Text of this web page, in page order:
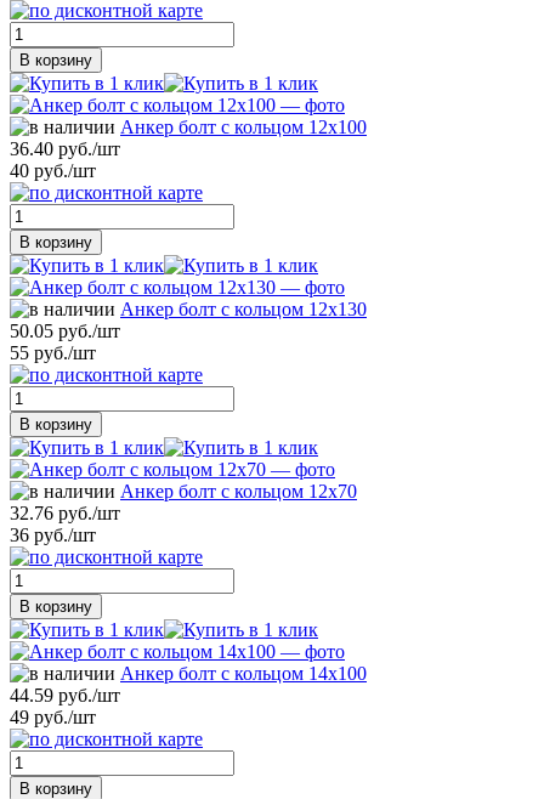
В корзину
Анкер болт с кольцом 12х100
36.40 руб./шт
40 руб./шт
В корзину
Анкер болт с кольцом 12х130
50.05 руб./шт
55 руб./шт
В корзину
Анкер болт с кольцом 12х70
32.76 руб./шт
36 руб./шт
В корзину
Анкер болт с кольцом 14х100
44.59 руб./шт
49 руб./шт
В корзину